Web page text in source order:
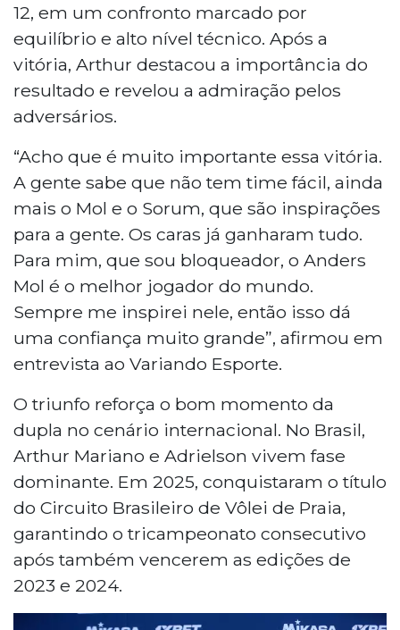
12, em um confronto marcado por
equilíbrio e alto nível técnico. Após a
vitória, Arthur destacou a importância do
resultado e revelou a admiração pelos
adversários.
“Acho que é muito importante essa vitória.
A gente sabe que não tem time fácil, ainda
mais o Mol e o Sorum, que são inspirações
para a gente. Os caras já ganharam tudo.
Para mim, que sou bloqueador, o Anders
Mol é o melhor jogador do mundo.
Sempre me inspirei nele, então isso dá
uma confiança muito grande”, afirmou em
entrevista ao Variando Esporte.
O triunfo reforça o bom momento da
dupla no cenário internacional. No Brasil,
Arthur Mariano e Adrielson vivem fase
dominante. Em 2025, conquistaram o título
do Circuito Brasileiro de Vôlei de Praia,
garantindo o tricampeonato consecutivo
após também vencerem as edições de
2023 e 2024.